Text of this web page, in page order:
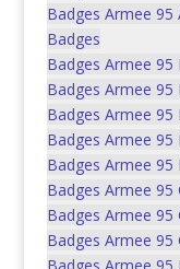
Badges Armee
Badges
Badges Armee 95
Badges Armee 95
Badges Armee 95
Badges Armee 95
Badges Armee 95
Badges Armee 95
Badges Armee 95
Badges Armee 95
Schulabz.
CHF5.00
In den